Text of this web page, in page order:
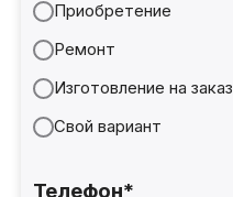
Приобретение
Ремонт
Изготовление на заказ
Свой вариант
Телефон*